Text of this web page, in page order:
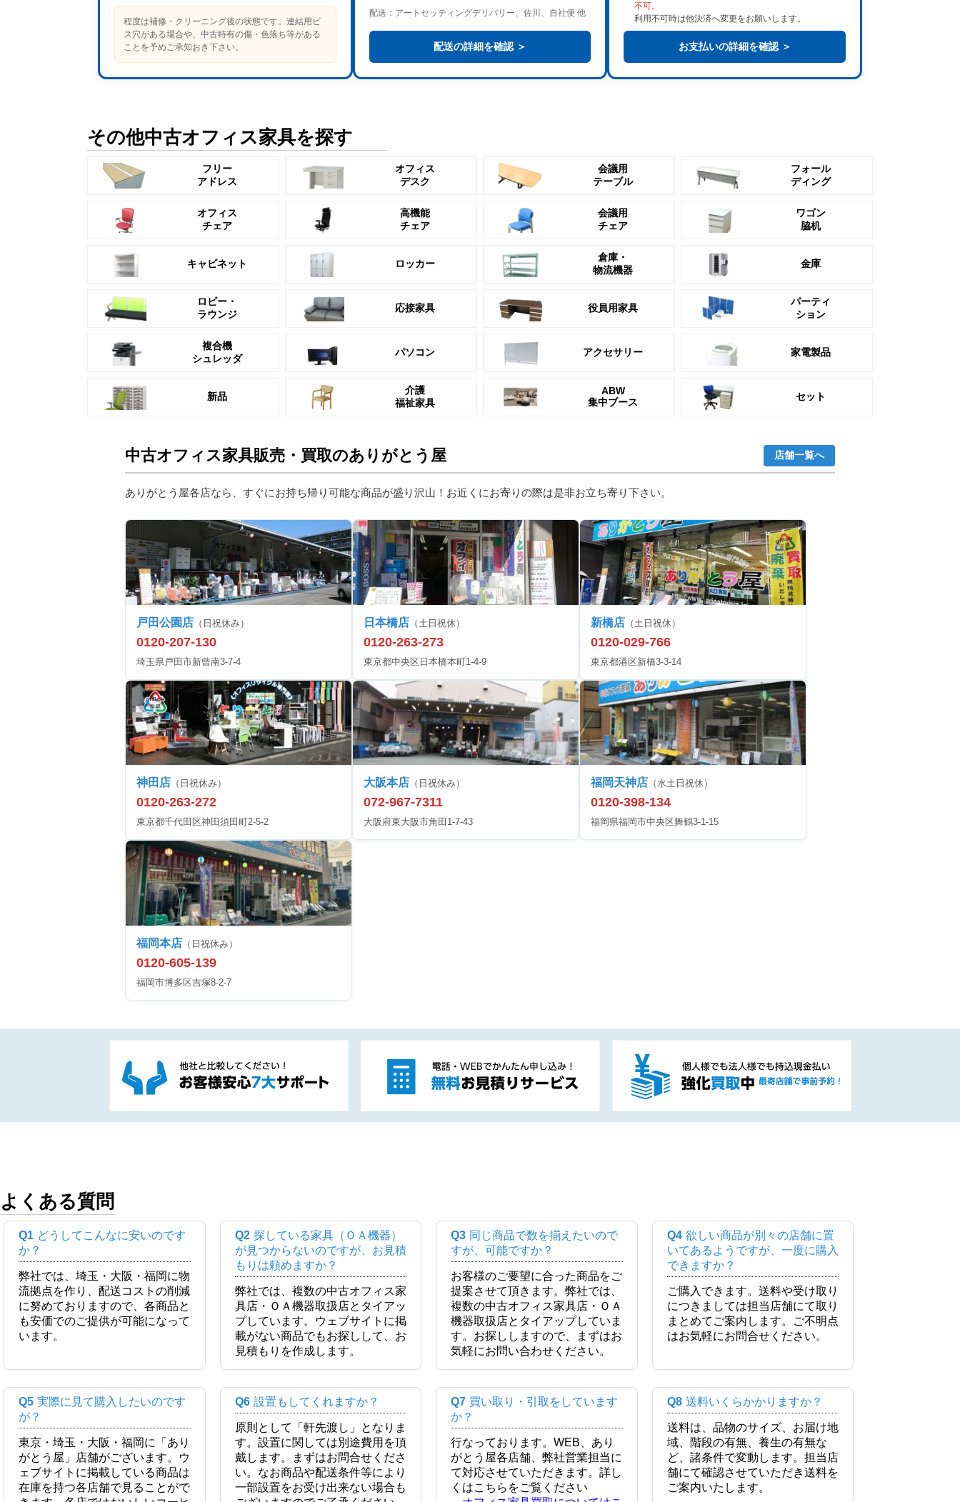
程度は補修・クリーニング後の状態です。連結用ビ
ス穴がある場合や、中古特有の傷・色落ち等がある
ことを予めご承知おき下さい。
配送：アートセッティングデリバリー、佐川、自社便 他
配送の詳細を確認 ＞
不可。
利用不可時は他決済へ変更をお願いします。
お支払いの詳細を確認 ＞
その他中古オフィス家具を探す
フリー
アドレス
オフィス
デスク
会議用
テーブル
フォール
ディング
オフィス
チェア
高機能
チェア
会議用
チェア
ワゴン
脇机
キャビネット ロッカー
倉庫・
物流機器
金庫
ロビー・
ラウンジ
応接家具 役員用家具
パーティ
ション
複合機
シュレッダ
パソコン アクセサリー 家電製品
新品
介護
福祉家具
ABW
集中ブース
セット
中古オフィス家具販売・買取のありがとう屋 店舗一覧へ
ありがとう屋各店なら、すぐにお持ち帰り可能な商品が盛り沢山！お近くにお寄りの際は是非お立ち寄り下さい。
戸田公園店 （日祝休み）
0120-207-130
埼玉県戸田市新曾南3-7-4
日本橋店 （土日祝休）
0120-263-273
東京都中央区日本橋本町1-4-9
新橋店 （土日祝休）
0120-029-766
東京都港区新橋3-3-14
神田店 （日祝休み）
0120-263-272
東京都千代田区神田須田町2-5-2
大阪本店 （日祝休み）
072-967-7311
大阪府東大阪市角田1-7-43
福岡天神店 （水土日祝休）
0120-398-134
福岡県福岡市中央区舞鶴3-1-15
福岡本店 （日祝休み）
0120-605-139
福岡市博多区吉塚8-2-7
よくある質問
Q1 どうしてこんなに安いのです
か？
弊社では、埼玉・大阪・福岡に物
流拠点を作り、配送コストの削減
に努めておりますので、各商品と
も安価でのご提供が可能になって
います。
Q2 探している家具（ＯＡ機器）
が見つからないのですが、お見積
もりは頼めますか？
弊社では、複数の中古オフィス家
具店・ＯＡ機器取扱店とタイアッ
プしています。ウェブサイトに掲
載がない商品でもお探しして、お
見積もりを作成します。
Q3 同じ商品で数を揃えたいので
すが、可能ですか？
お客様のご要望に合った商品をご
提案させて頂きます。弊社では、
複数の中古オフィス家具店・ＯＡ
機器取扱店とタイアップしていま
す。お探ししますので、まずはお
気軽にお問い合わせください。
Q4 欲しい商品が別々の店舗に置
いてあるようですが、一度に購入
できますか？
ご購入できます。送料や受け取り
につきましては担当店舗にて取り
まとめてご案内します。ご不明点
はお気軽にお問合せください。
Q5 実際に見て購入したいのです
が？
東京・埼玉・大阪・福岡に「あり
がとう屋」店舗がございます。ウ
ェブサイトに掲載している商品は
在庫を持つ各店舗で見ることがで
Q6 設置もしてくれますか？
原則として「軒先渡し」となりま
す。設置に関しては別途費用を頂
戴します。まずはお問合せくださ
い。なお商品や配送条件等により
一部設置をお受け出来ない場合も
Q7 買い取り・引取をしています
か？
行なっております。WEB、あり
がとう屋各店舗、弊社営業担当に
て対応させていただきます。詳し
くはこちらをご覧ください
Q8 送料いくらかかりますか？
送料は、品物のサイズ、お届け地
域、階段の有無、養生の有無な
ど、諸条件で変動します。担当店
舗にて確認させていただき送料を
ご案内いたします。